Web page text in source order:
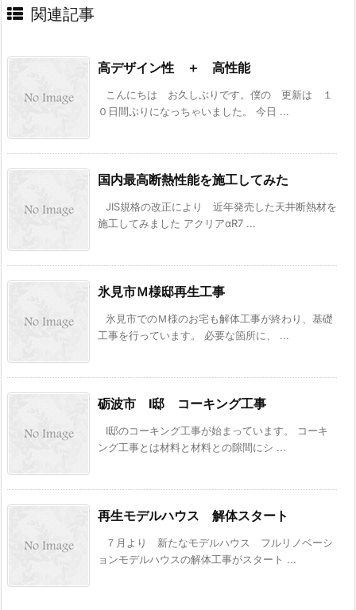
関連記事
高デザイン性 ＋ 高性能
こんにちは お久しぶりです。僕の 更新は １
０日間ぶりになっちゃいました。 今日 ...
国内最高断熱性能を施工してみた
JIS規格の改正により 近年発売した天井断熱材を
施工してみました アクリアαR7 ...
氷見市Ｍ様邸再生工事
氷見市でのＭ様のお宅も解体工事が終わり、基礎
工事を行っています。 必要な箇所に、 ...
砺波市 I邸 コーキング工事
I邸のコーキング工事が始まっています。 コーキ
ング工事とは材料と材料との隙間にシ ...
再生モデルハウス 解体スタート
７月より 新たなモデルハウス フルリノベーシ
ョンモデルハウスの解体工事がスタート ...